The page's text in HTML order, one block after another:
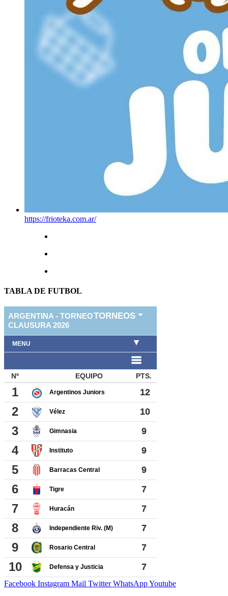
https://frioteka.com.ar/
TABLA DE FUTBOL
Facebook Instagram Mail Twitter WhatsAppYoutube